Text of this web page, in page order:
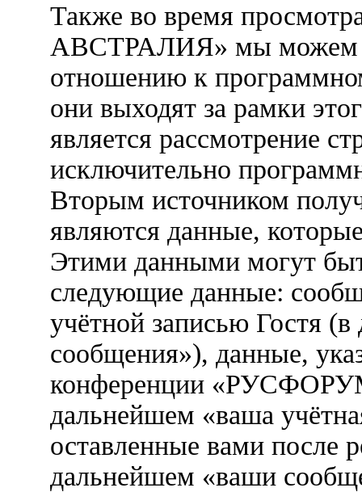
Также во время
АВСТРАЛИЯ» мы можем
отношению к
они выходят за рамки
является рассмотрение
исключительно
Вторым источником
являются данные,
Этими данными могут
следующие данные:
учётной записью Гостя
сообщения»), данные,
конференции
дальнейшем «ваша
оставленные вами после
дальнейшем «ваши